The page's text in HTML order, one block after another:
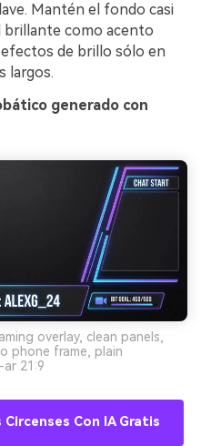
Mantén el fondo casi
brillante como acento
efectos de brillo sólo en
largos.
generado con
overlay, clean panels,
phone frame, plain
21:9
Con IA Gratis